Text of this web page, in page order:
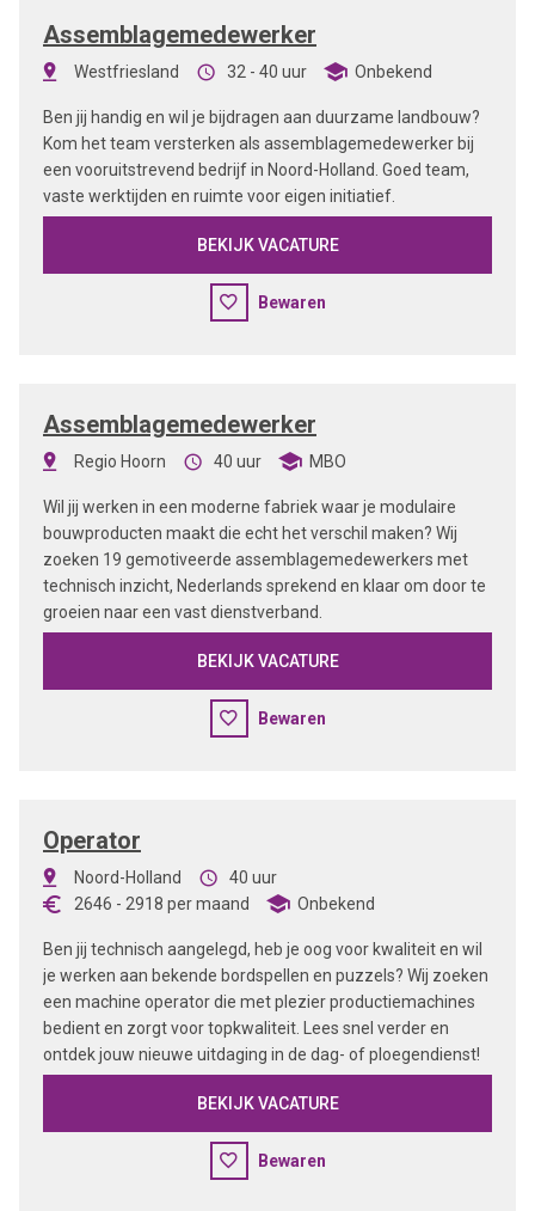
Assemblagemedewerker
Westfriesland 32 - 40 uur Onbekend
Ben jij handig en wil je bijdragen aan duurzame landbouw?
Kom het team versterken als assemblagemedewerker bij
een vooruitstrevend bedrijf in Noord-Holland. Goed team,
vaste werktijden en ruimte voor eigen initiatief.
BEKIJK VACATURE
Bewaren
Assemblagemedewerker
Regio Hoorn 40 uur MBO
Wil jij werken in een moderne fabriek waar je modulaire
bouwproducten maakt die echt het verschil maken? Wij
zoeken 19 gemotiveerde assemblagemedewerkers met
technisch inzicht, Nederlands sprekend en klaar om door te
groeien naar een vast dienstverband.
BEKIJK VACATURE
Bewaren
Operator
Noord-Holland
40 uur
2646 - 2918 per maand Onbekend
Ben jij technisch aangelegd, heb je oog voor kwaliteit en wil
je werken aan bekende bordspellen en puzzels? Wij zoeken
een machine operator die met plezier productiemachines
bedient en zorgt voor topkwaliteit. Lees snel verder en
ontdek jouw nieuwe uitdaging in de dag- of ploegendienst!
BEKIJK VACATURE
Bewaren